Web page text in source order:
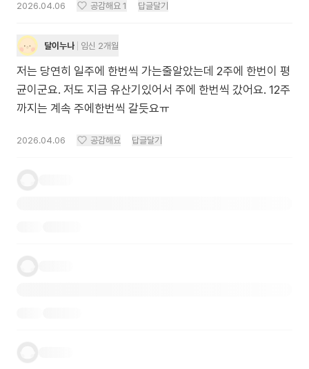
2026.04.06 공감해요 1 답글달기
달이누나 임신 2개월
저는 당연히 일주에 한번씩 가는줄알았는데 2주에 한번이 평
균이군요. 저도 지금 유산기있어서 주에 한번씩 갔어요. 12주
까지는 계속 주에한번씩 갈듯요ㅠ
2026.04.06 공감해요 답글달기